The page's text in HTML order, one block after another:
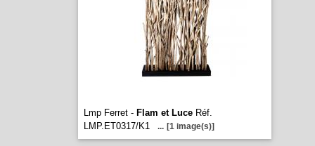
Lmp Ferret - Flam et LuceRéf.
LMP.ET0317/K1
... [1 image(s)]